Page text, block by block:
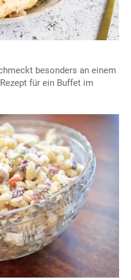
besonders an einem
für ein Buffet im